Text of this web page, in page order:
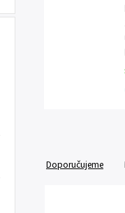
Doporučujeme